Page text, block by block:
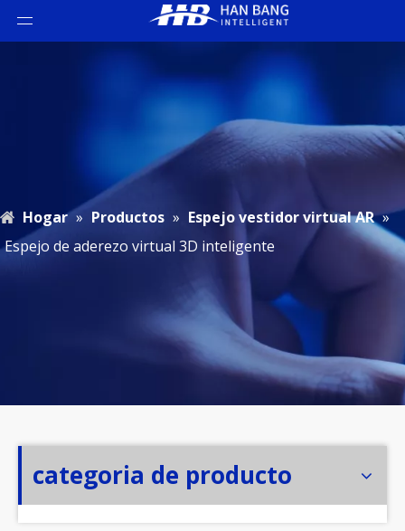
Hogar » Productos » Espejo vestidor virtual AR »
Espejo de aderezo virtual 3D inteligente
categoria de producto